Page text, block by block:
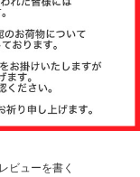
注文履歴
ビューを書く